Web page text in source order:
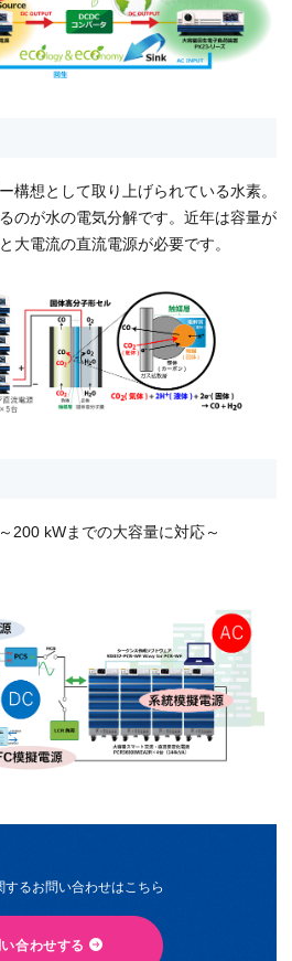
構想として取り上げられている水素。
のが水の電気分解です。近年は容量が
大電流の直流電源が必要です。
200 kWまでの大容量に対応～
するお問い合わせはこちら
い合わせする